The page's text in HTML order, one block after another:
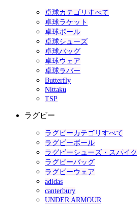
卓球カテゴリすべて
卓球ラケット
卓球ボール
卓球シューズ
卓球バッグ
卓球ウェア
卓球ラバー
Butterfly
Nittaku
TSP
ラグビー
ラグビーカテゴリすべて
ラグビーボール
ラグビーシューズ・スパイク
ラグビーバッグ
ラグビーウェア
adidas
canterbury
UNDER ARMOUR